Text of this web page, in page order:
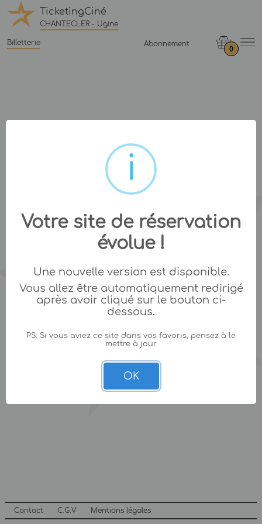
TicketingCiné
CHANTECLER - Ugine
Billetterie Abonnement
0
Contact C.G.V Mentions légales
Votre site de réservation
évolue !
Une nouvelle version est disponible.
Vous allez être automatiquement redirigé
après avoir cliqué sur le bouton ci-
dessous.
PS: Si vous aviez ce site dans vos favoris, pensez à le
mettre à jour.
OK